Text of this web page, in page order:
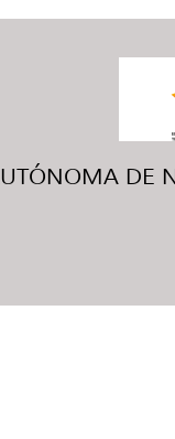
DE